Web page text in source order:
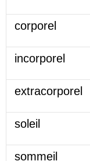
corporel
incorporel
extracorporel
soleil
sommeil